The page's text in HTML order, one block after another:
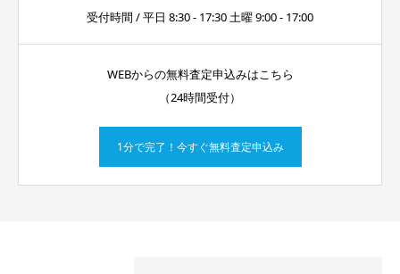
受付時間 / 平日 8:30 - 17:30 土曜 9:00 - 17:00
WEBからの無料査定申込みはこちら
（24時間受付）
1分で完了！今すぐ無料査定申込み